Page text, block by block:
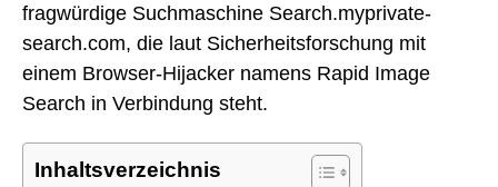
fragwürdige Suchmaschine Search.myprivate-
search.com, die laut Sicherheitsforschung mit
einem Browser-Hijacker namens Rapid Image
Search in Verbindung steht.
Inhaltsverzeichnis